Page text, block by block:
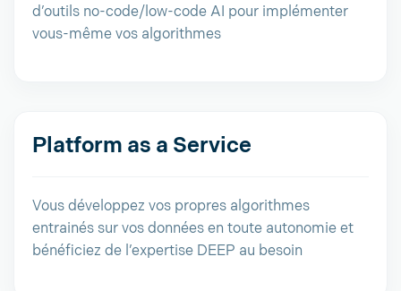
d’outils no-code/low-code AI pour implémenter
vous-même vos algorithmes
Platform as a Service
Vous développez vos propres algorithmes
entrainés sur vos données en toute autonomie et
bénéficiez de l’expertise DEEP au besoin